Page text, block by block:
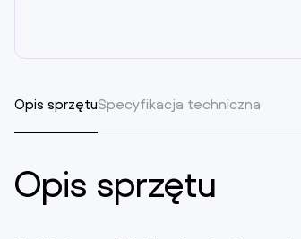
Opis sprzętuSpecyfikacja techniczna
Opis sprzętu